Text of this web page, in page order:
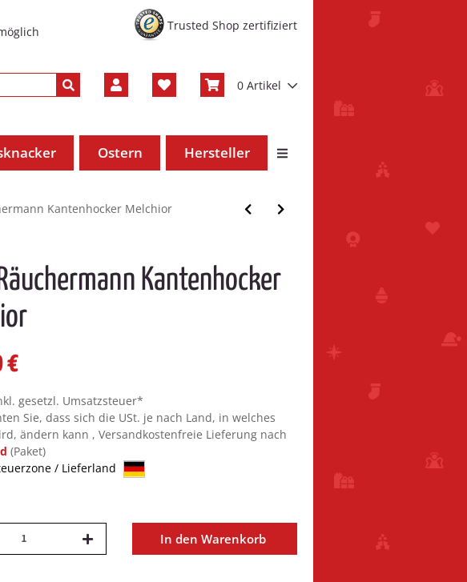
Trusted Shop zertifiziert
0 Artikel
Ostern Hersteller
Kantenhocker Melchior
Kantenhocker
€
gesetzl. Umsatzsteuer*
Sie, dass sich die USt. je nach Land, in welches
ändern kann , Versandkostenfreie Lieferung nach
(Paket)
/ Lieferland
In den Warenkorb